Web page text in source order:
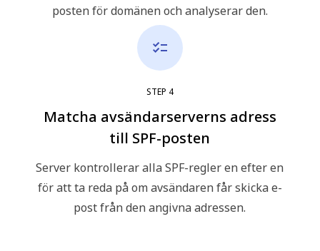
posten för domänen och analyserar den.
STEP 4
Matcha avsändarserverns adress
till SPF-posten
Server kontrollerar alla SPF-regler en efter en
för att ta reda på om avsändaren får skicka e-
post från den angivna adressen.